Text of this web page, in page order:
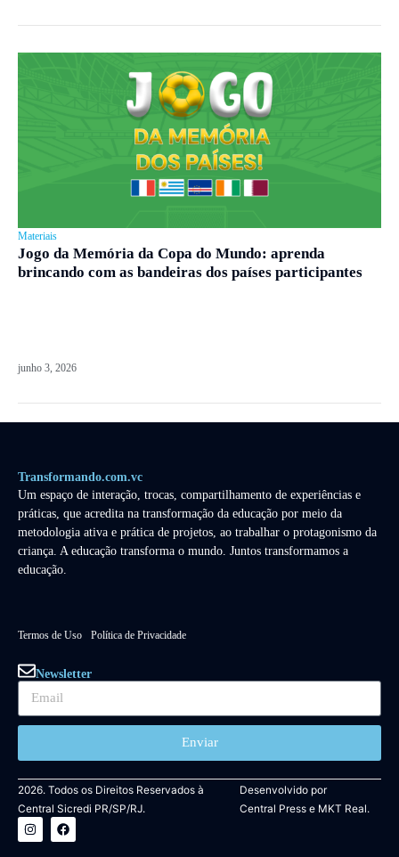
Materiais
Jogo da Memória da Copa do Mundo: aprenda
brincando com as bandeiras dos países participantes
junho 3, 2026
Transformando.com.vc
Um espaço de interação, trocas, compartilhamento de experiências e
práticas, que acredita na transformação da educação por meio da
metodologia ativa e prática de projetos, ao trabalhar o protagonismo da
criança. A educação transforma o mundo. Juntos transformamos a
educação.
Termos de Uso Política de Privacidade
Newsletter
Enviar
2026. Todos os Direitos Reservados à
Central Sicredi PR/SP/RJ.
Desenvolvido por
Central Presse MKT Real.